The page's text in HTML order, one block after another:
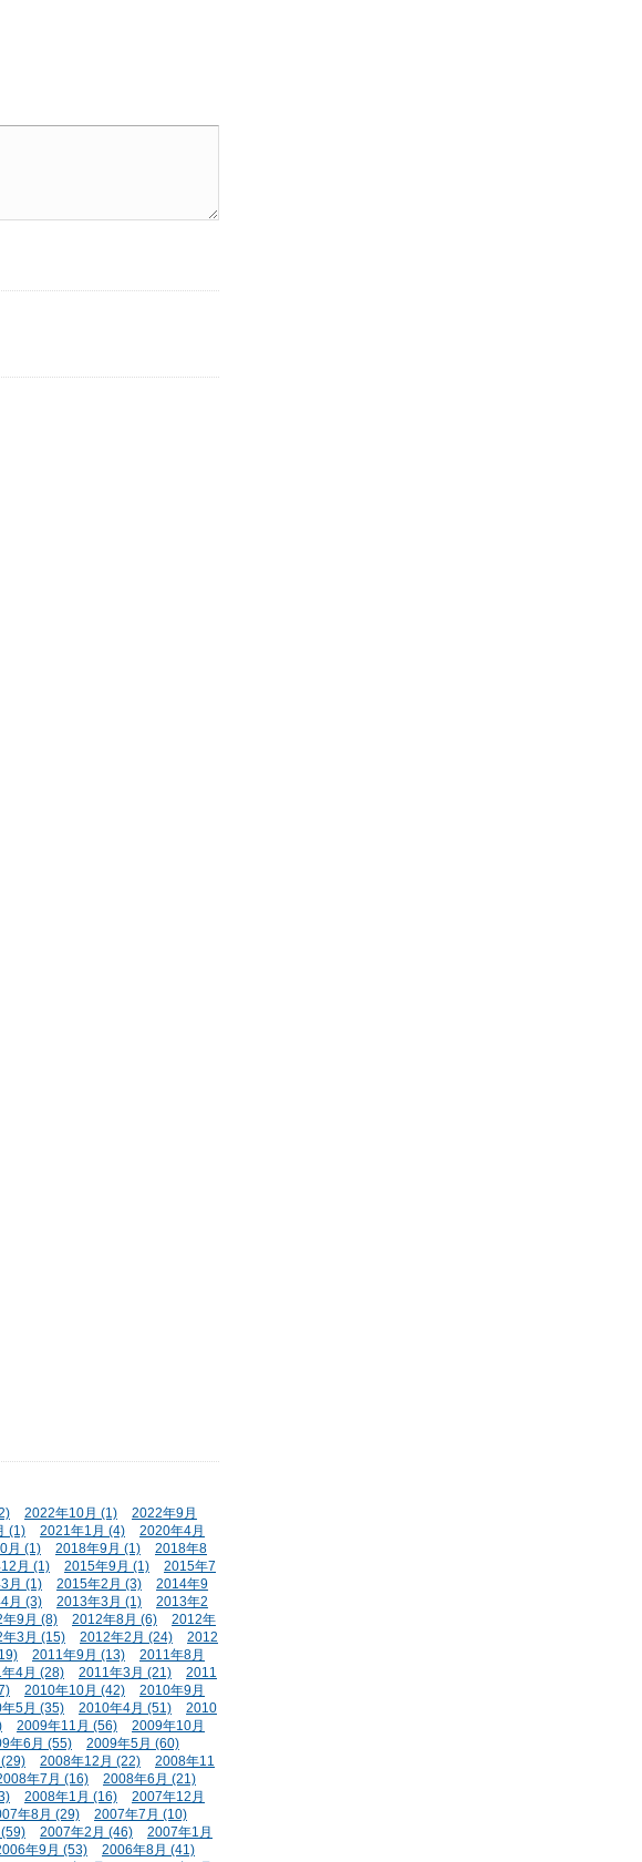
2022年10月 (1)
2022年9月
(1) 2021年1月 (4)
2020年4月
月 (1) 2018年9月 (1)
2018年8
月 (1) 2015年9月 (1)
2015年7
月 (1) 2015年2月 (3)
2014年9
月 (3) 2013年3月 (1)
2013年2
9月 (8) 2012年8月 (6)
2012年
3月 (15) 2012年2月 (24)
2012
2011年9月 (13)
2011年8月
4月 (28) 2011年3月 (21)
2011
2010年10月 (42)
2010年9月
5月 (35) 2010年4月 (51)
2010
2009年11月 (56)
2009年10月
年6月 (55)
2009年5月 (60)
2008年12月 (22)
2008年11
年7月 (16)
2008年6月 (21)
2008年1月 (16)
2007年12月
年8月 (29)
2007年7月 (10)
2007年2月 (46)
2007年1月
年9月 (53)
2006年8月 (41)